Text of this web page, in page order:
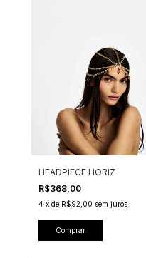
HEADPIECE HORIZ
R$368,00
4 x de R$92,00 sem juros
Comprar